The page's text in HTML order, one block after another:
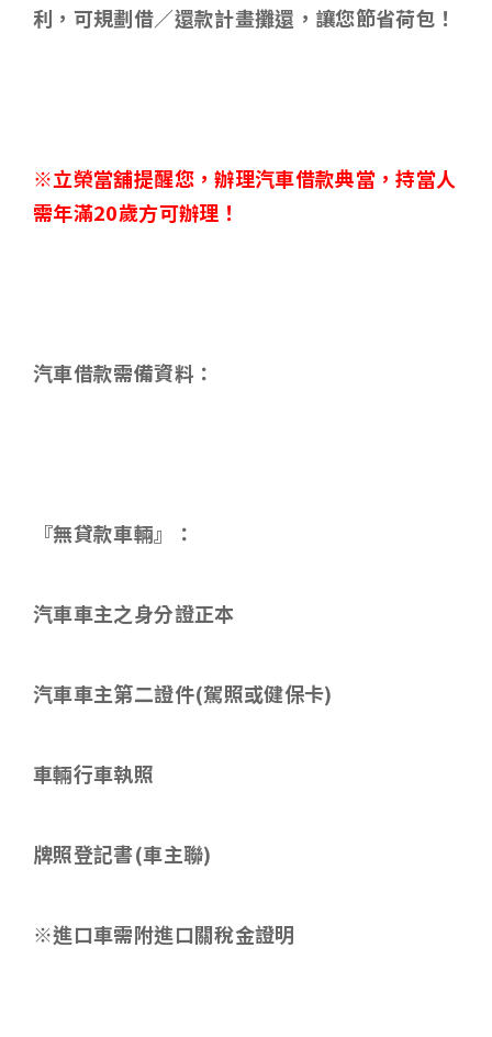
利，可規劃借／還款計畫攤還，讓您節省荷包！
※立榮當舖提醒您，辦理汽車借款典當，持當人
需年滿20歲方可辦理！
汽車借款需備資料：
『無貸款車輛』：
汽車車主之身分證正本
汽車車主第二證件(駕照或健保卡)
車輛行車執照
牌照登記書(車主聯)
※進口車需附進口關稅金證明